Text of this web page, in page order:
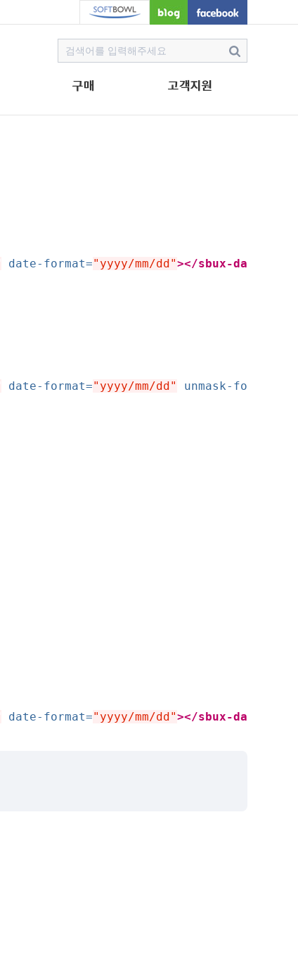
구매 고객지원
date-format="yyyy/mm/dd"></sbux-da
date-format="yyyy/mm/dd"
unmask-fo
date-format="yyyy/mm/dd"></sbux-da